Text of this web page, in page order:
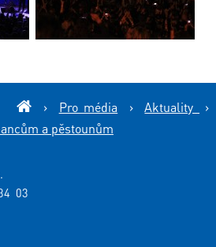
› Pro média › Aktuality
›
a pěstounům
03